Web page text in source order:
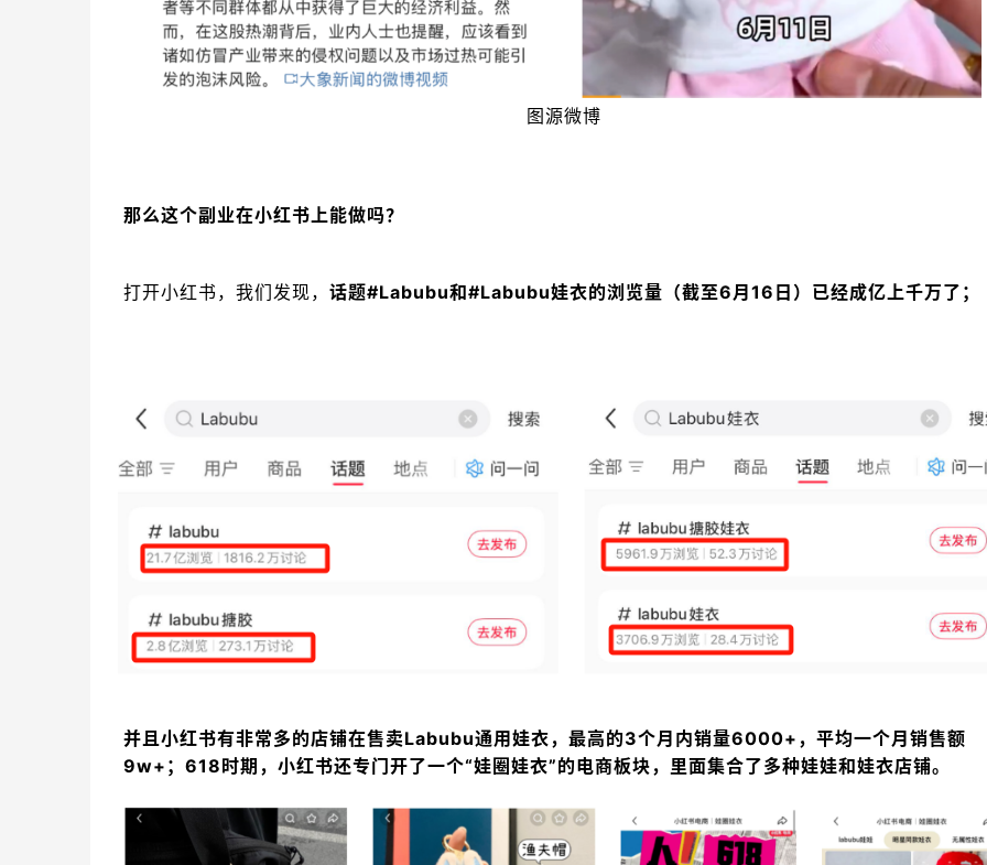
图源微博
那么这个副业在小红书上能做吗？
打开小红书，我们发现， 话题#Labubu和#Labubu娃衣的浏览量（截至6月16日）已经成亿上千万了；
并且小红书有非常多的店铺在售卖Labubu通用娃衣，最高的3个月内销量6000+，平均一个月销售额
9w+；618时期，小红书还专门开了一个“娃圈娃衣”的电商板块，里面集合了多种娃娃和娃衣店铺。